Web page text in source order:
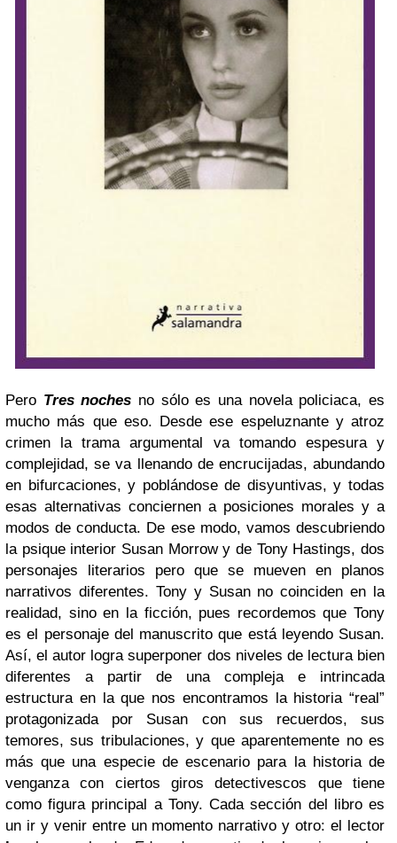
Pero Tres noches no sólo es una novela policiaca, es
mucho más que eso. Desde ese espeluznante y atroz
crimen la trama argumental va tomando espesura y
complejidad, se va llenando de encrucijadas, abundando
en bifurcaciones, y poblándose de disyuntivas, y todas
esas alternativas conciernen a posiciones morales y a
modos de conducta. De ese modo, vamos descubriendo
la psique interior Susan Morrow y de Tony Hastings, dos
personajes literarios pero que se mueven en planos
narrativos diferentes. Tony y Susan no coinciden en la
realidad, sino en la ficción, pues recordemos que Tony
es el personaje del manuscrito que está leyendo Susan.
Así, el autor logra superponer dos niveles de lectura bien
diferentes a partir de una compleja e intrincada
estructura en la que nos encontramos la historia “real”
protagonizada por Susan con sus recuerdos, sus
temores, sus tribulaciones, y que aparentemente no es
más que una especie de escenario para la historia de
venganza con ciertos giros detectivescos que tiene
como figura principal a Tony. Cada sección del libro es
un ir y venir entre un momento narrativo y otro: el lector